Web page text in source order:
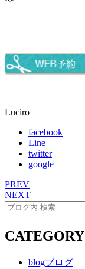
Luciro
facebook
Line
twitter
google
PREV
NEXT
CATEGORY
blogブログ